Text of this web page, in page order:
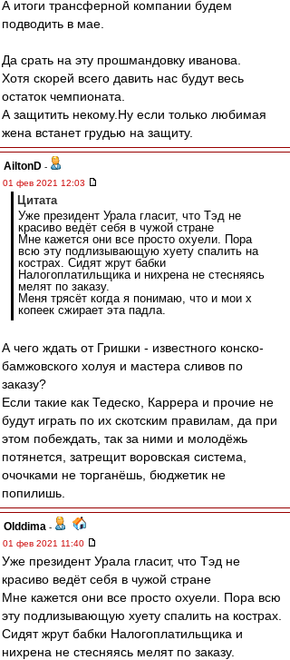
А итоги трансферной компании будем
подводить в мае.
Да срать на эту прошмандовку иванова.
Хотя скорей всего давить нас будут весь
остаток чемпионата.
А защитить некому.Ну если только любимая
жена встанет грудью на защиту.
AiltonD -
01 фев 2021 12:03
Цитата
Уже президент Урала гласит, что Тэд не
красиво ведёт себя в чужой стране
Мне кажется они все просто охуели. Пора
всю эту подлизывающую хуету спалить на
кострах. Сидят жрут бабки
Налогоплатильщика и нихрена не стесняясь
мелят по заказу.
Меня трясёт когда я понимаю, что и мои х
копеек сжирает эта падла.
А чего ждать от Гришки - известного конско-
бамжовского холуя и мастера сливов по
заказу?
Если такие как Тедеско, Каррера и прочие не
будут играть по их скотским правилам, да при
этом побеждать, так за ними и молодёжь
потянется, затрещит воровская система,
очочками не торганёшь, бюджетик не
попилишь.
Olddima -
01 фев 2021 11:40
Уже президент Урала гласит, что Тэд не
красиво ведёт себя в чужой стране
Мне кажется они все просто охуели. Пора всю
эту подлизывающую хуету спалить на кострах.
Сидят жрут бабки Налогоплатильщика и
нихрена не стесняясь мелят по заказу.